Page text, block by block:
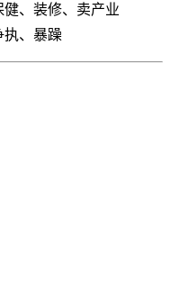
健、装修、卖产业
执、暴躁